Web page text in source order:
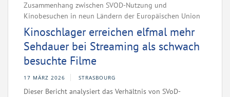
Zusammenhang zwischen SVOD-Nutzung und
Kinobesuchen in neun Ländern der Europäischen Union
Kinoschlager erreichen elfmal mehr
Sehdauer bei Streaming als schwach
besuchte Filme
17 MÄRZ 2026 STRASBOURG
Dieser Bericht analysiert das Verhältnis von SVoD-